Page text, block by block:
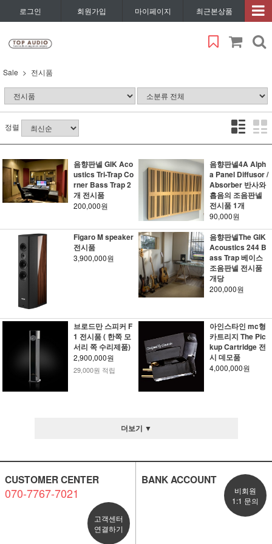
로그인 회원가입 마이페이지 최근본상품
Sale 전시품
정렬
음향판넬 GIK Aco
ustics Tri-Trap Co
rner Bass Trap 2
개 전시품
200,000원
음향판넬4A Alph
a Panel Diffusor /
Absorber 반사와
흡음의 조음판넬
전시품 1개
90,000원
Figaro M speaker
전시품
3,900,000원
음향판넬The GIK
Acoustics 244 B
ass Trap 베이스
조음판넬 전시품
개당
200,000원
브로드만 스피커 F
1 전시품 ( 한쪽 모
서리 쪽 수리제품)
2,900,000원
29,000원 적립
아인스타인 mc형
카트리지 The Pic
kup Cartridge 전
시 데모품
4,000,000원
더보기 ▼
CUSTOMER CENTER
070-7767-7021
고객센터
연결하기
BANK ACCOUNT
비회원
1:1 문의